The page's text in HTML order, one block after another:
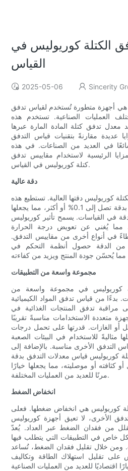
الكتلة كوريوليس في
القياس
2025-05-06 Sincerity
أجهزة متطورة تُستخدم لقياس تدفق
العمليات الصناعية. تستخدم هذه
معدل تدفق كتلة المادة المارة عبرها
عديدة مقارنةً بتقنيات قياس التدفق
شائعًا في العديد من الصناعات. في هذه
الرئيسية لاستخدام مقاييس تدفق
كتلة كوريوليس في القياس.
دقة عالية
كوريوليس دقتها العالية. تستطيع هذه
الأجهزة قياس معدلات التدفق بدقة تصل إلى 0.1% أو أكثر، مما يجعلها
في القياسات. يسمح تأثير كوريوليس
مما يُغني عن تعويض درجة الحرارة
في أنواع أخرى من مقاييس التدفق.
من الدقة حصول أنظمة التحكم في
مجموعة واسعة من التطبيقات
كوريوليس في مجموعة واسعة من
بدءًا من قياس تدفق المواد الكيميائية
مراقبة تدفق المنتجات الغذائية في
متعددة الاستخدامات مناسبةً تقريبًا
أو الغازات. قدرتها على تحمل درجات
مثاليةً للاستخدام في البيئات الصعبة
التدفق الأخرى مناسبة. بالإضافة إلى
كوريوليس قياس معدلات التدفق بدقة
كثافته أو موصليته، مما يجعلها خيارًا
مرنًا للعديد من العمليات المختلفة.
انخفاض الضغط
كوريوليس هي انخفاض ضغطها. فعلى
الأخرى، لا تعيق أجهزة كوريوليس
من فقدان الضغط عبر العداد. يُعدّ
خاص في التطبيقات التي يتطلب فيها
خلال تقليل فقدان الضغط، تُساعد
على تقليل استهلاك الطاقة وتكاليف